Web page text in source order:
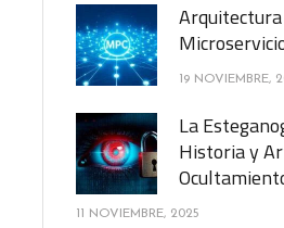
19 NOVIEMBRE,
La
Historia y
11 NOVIEMBRE, 2025